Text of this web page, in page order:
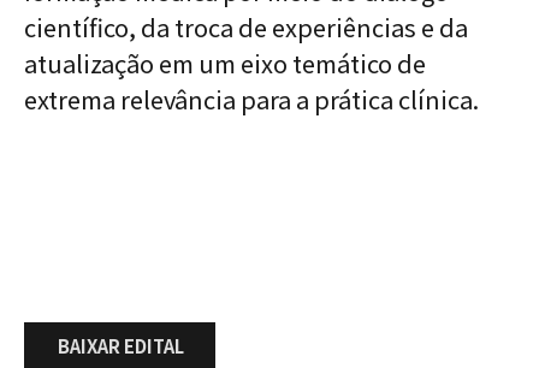
científico, da troca de experiências e da
atualização em um eixo temático de
extrema relevância para a prática clínica.
BAIXAR EDITAL